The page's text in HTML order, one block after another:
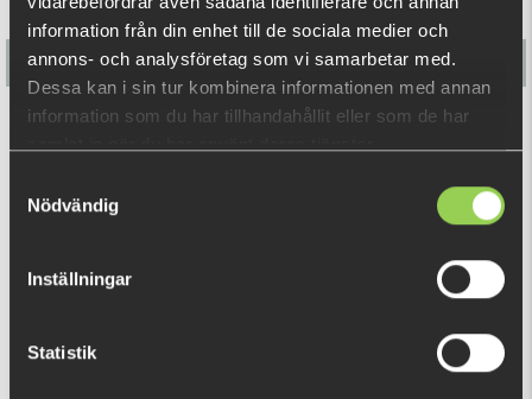
information från din enhet till de sociala medier och
annons- och analysföretag som vi samarbetar med.
Dessa kan i sin tur kombinera informationen med annan
information som du har tillhandahållit eller som de har
Nödvändig
Inställningar
Statistik Fåtal kvar